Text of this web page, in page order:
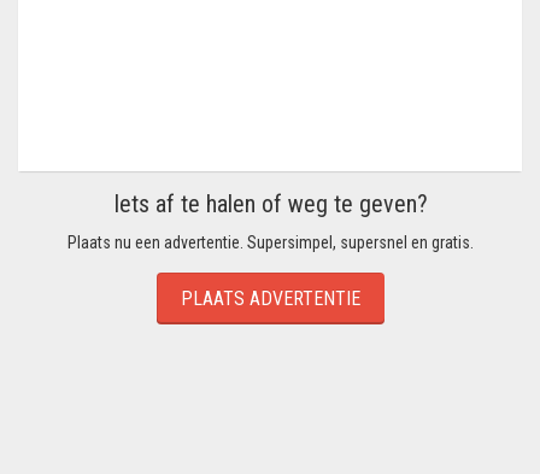
Iets af te halen of weg te geven?
Plaats nu een advertentie. Supersimpel, supersnel en gratis.
PLAATS ADVERTENTIE